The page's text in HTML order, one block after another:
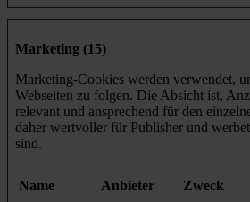
Marketing (15)
Marketing-Cookies werden verwendet,
Webseiten zu folgen. Die Absicht ist,
relevant und ansprechend für den
daher wertvoller für Publisher und
sind.
Name Anbieter Zweck